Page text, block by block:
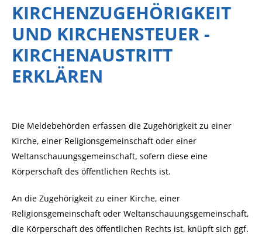
KIRCHENZUGEHÖRIGKEIT
UND KIRCHENSTEUER -
KIRCHENAUSTRITT
ERKLÄREN
Die Meldebehörden erfassen die Zugehörigkeit zu einer
Kirche, einer Religionsgemeinschaft oder einer
Weltanschauungsgemeinschaft, sofern diese eine
Körperschaft des öffentlichen Rechts ist.
An die Zugehörigkeit zu einer Kirche, einer
Religionsgemeinschaft oder Weltanschauungsgemeinschaft,
die Körperschaft des öffentlichen Rechts ist, knüpft sich ggf.